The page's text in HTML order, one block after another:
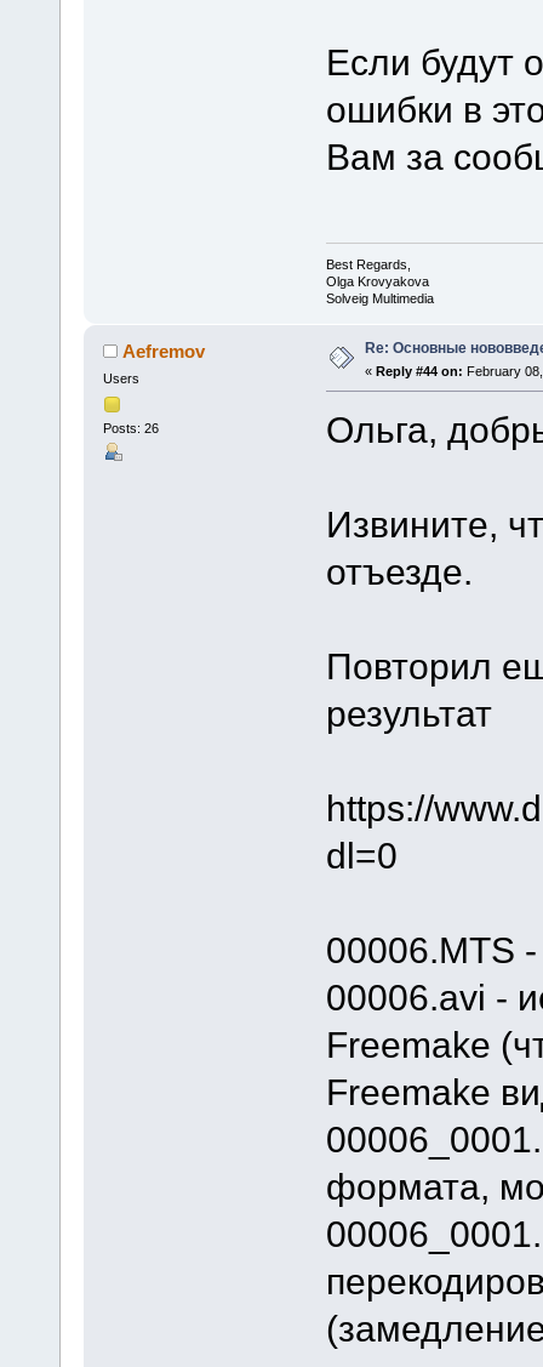
Если будут
ошибки в
Вам за
Best Regards,
Olga Krovyakova
Solveig Multimedia
Aefremov
Users
Posts: 26
Re: Основные
« Reply #44 on: February
Ольга,
Извините,
отъезде.
Повторил
результат
https://
dl=0
00006.MTS
00006.avi -
Freemake
Freemake
формата,